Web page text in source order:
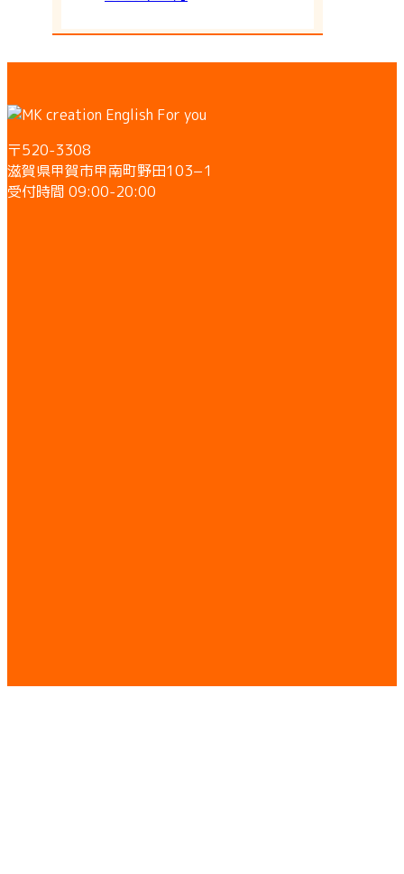
〒520-3308
滋賀県甲賀市甲南町野田103−1
受付時間 09:00-20:00